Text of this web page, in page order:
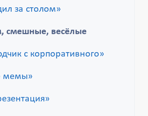
за столом»
смешные, весёлые
с корпоративного»
мемы»